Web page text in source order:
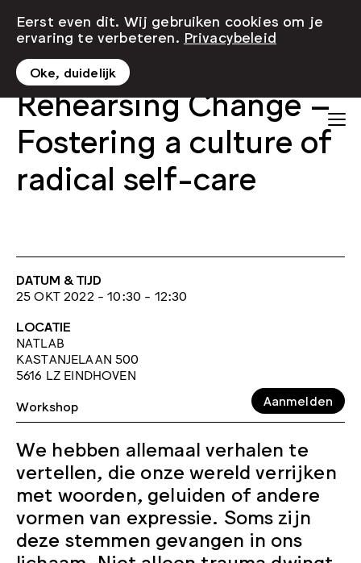
Rehearsing Change –
Fostering a culture of
radical self-care
DATUM & TIJD
25 OKT 2022 - 10:30 - 12:30
LOCATIE
NATLAB
KASTANJELAAN 500
5616 LZ EINDHOVEN
Workshop
Aanmelden
We hebben allemaal verhalen te
vertellen, die onze wereld verrijken
met woorden, geluiden of andere
vormen van expressie. Soms zijn
deze stemmen gevangen in ons
Eerst even dit. Wij gebruiken cookies om je
ervaring te verbeteren. Privacybeleid
Oke, duidelijk